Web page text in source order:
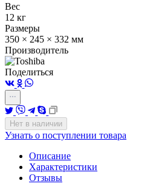
Вес
12 кг
Размеры
350 × 245 × 332 мм
Производитель
Поделиться
Нет в наличии
Узнать о поступлении товара
Описание
Характеристики
Отзывы